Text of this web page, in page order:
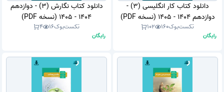
دانلود کتاب کار انگلیسی (3) -
دوازدهم 1404 - 1405 (نسخه PDF)
تکست‌بوک160
102
رایگان
دانلود کتاب نگارش (3) - دوازدهم
1404 - 1405 (نسخه PDF)
تکست‌بوک16
4
رایگان